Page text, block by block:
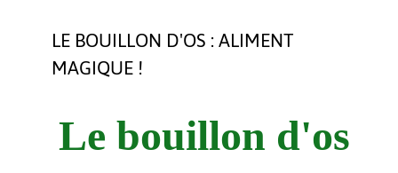
LE BOUILLON D'OS : ALIMENT
MAGIQUE !
Le bouillon d'os